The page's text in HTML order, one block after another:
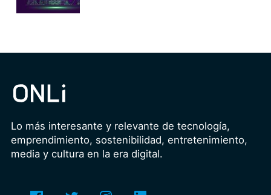
Lo más interesante y relevante de tecnología,
emprendimiento, sostenibilidad, entretenimiento,
media y cultura en la era digital.